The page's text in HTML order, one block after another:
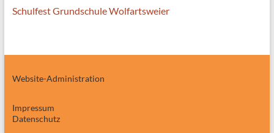
Schulfest Grundschule Wolfartsweier
Website-Administration
Impressum
Datenschutz